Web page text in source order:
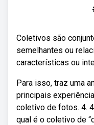
Coletivos são
semelhantes ou
características ou
Para isso, traz uma
principais
coletivo de fotos. 4.
qual é o coletivo de